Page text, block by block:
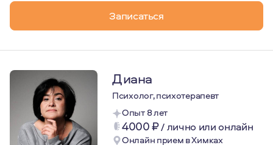
Записаться
Диана
Психолог, психотерапевт
Опыт 8 лет
4000₽/лично или онлайн
Онлайн прием в Химках